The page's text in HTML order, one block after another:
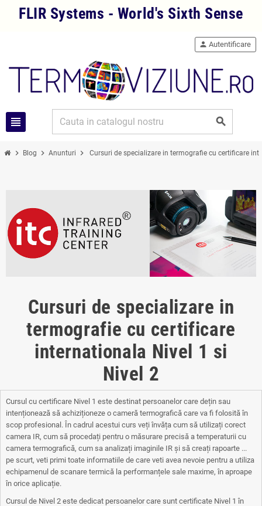
FLIR Systems - World's Sixth Sense
view_headline search
person Autentificare
chevron_right Blog chevron_right Anunturi chevron_right Cursuri de specializare in termografie cu certificare
Cursuri de specializare in
termografie cu certificare
internationala Nivel 1 si
Nivel 2
Cursul cu certificare Nivel 1 este destinat persoanelor care dețin sau
intenționează să achiziționeze o cameră termografică care va fi folosită în
scop profesional. În cadrul acestui curs veți învăța cum să utilizați corect
camera IR, cum să procedați pentru o măsurare precisă a temperaturii cu
camera termografică, cum sa analizați imaginile IR și să creați rapoarte ...
pe scurt, veti primi toate informatiile de care veti avea nevoie pentru a utiliza
echipamenul de scanare termică la performanțele sale maxime, în aproape
în orice aplicație.
Cursul de Nivel 2 este dedicat persoanelor care sunt certificate Nivel 1 în